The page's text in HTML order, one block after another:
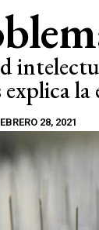
la
28, 2021